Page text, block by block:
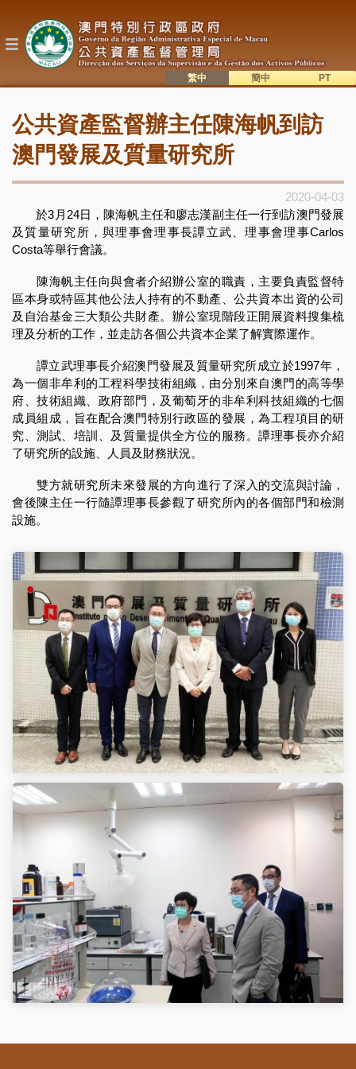
主
目公共資產監督辦主任陳海帆到訪
澳門發展及質量研究所
2020-04-03
於3月24日，陳海帆主任和廖志漢副主任一行到訪澳門發展
及質量研究所，與理事會理事長譚立武、理事會理事Carlos
Costa等舉行會議。
陳海帆主任向與會者介紹辦公室的職責，主要負責監督特
區本身或特區其他公法人持有的不動產、公共資本出資的公司
及自治基金三大類公共財產。辦公室現階段正開展資料搜集梳
理及分析的工作，並走訪各個公共資本企業了解實際運作。
譚立武理事長介紹澳門發展及質量研究所成立於1997年，
為一個非牟利的工程科學技術組織，由分別來自澳門的高等學
府、技術組織、政府部門，及葡萄牙的非牟利科技組織的七個
成員組成，旨在配合澳門特別行政區的發展，為工程項目的研
究、測試、培訓、及質量提供全方位的服務。譚理事長亦介紹
了研究所的設施、人員及財務狀況。
雙方就研究所未來發展的方向進行了深入的交流與討論，
會後陳主任一行隨譚理事長參觀了研究所內的各個部門和檢測
設施。